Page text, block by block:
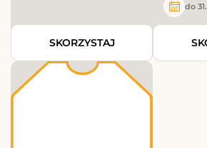
SKORZYSTAJ
do